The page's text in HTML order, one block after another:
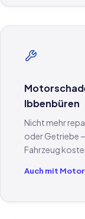
Ibbenbüren
Nicht mehr
oder Getriebe
Fahrzeug
Auch mit